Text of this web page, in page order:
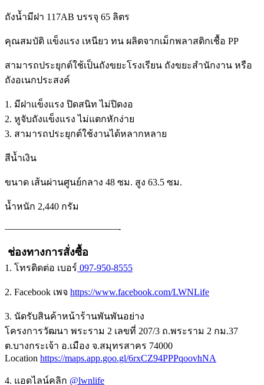
ถังน้ำมีฝา 117AB บรรจุ 65 ลิตร
คุณสมบัติ แข็งแรง เหนียว ทน ผลิตจากเม็กพลาสติกเชื้อ PP
สามารถประยุกต์ใช้เป็นถังขยะโรงเรียน ถังขยะสำนักงาน หรือ
ถังอเนกประสงค์
1. มีฝาแข็งแรง ปิดสนิท ไม่ปิดงอ
2. หูจับถังแข็งแรง ไม่แตกหักง่าย
3. สามารถประยุกต์ใช้งานได้หลากหลาย
สีน้ำเงิน
ขนาด เส้นผ่านศูนย์กลาง 48 ซม. สูง 63.5 ซม.
น้ำหนัก 2,440 กรัม
————————————-
ช่องทางการสั่งซื้อ
1. โทรติดต่อ เบอร์ 097-950-8555
2. Facebook เพจ https://www.facebook.com/LWNLife
3. นัดรับสินค้าหน้าร้านพันพันอย่าง
โครงการวัฒนา พระราม 2 เลขที่ 207/3 ถ.พระราม 2 กม.37
ต.บางกระเจ้า อ.เมือง จ.สมุทรสาคร 74000
Location https://maps.app.goo.gl/6rxCZ94PPPqoovhNA
4. แอดไลน์คลิก @lwnlife